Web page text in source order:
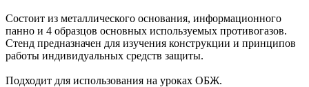
Состоит из металлического основания, информационного
панно и 4 образцов основных используемых противогазов.
Стенд предназначен для изучения конструкции и принципов
работы индивидуальных средств защиты.
Подходит для использования на уроках ОБЖ.